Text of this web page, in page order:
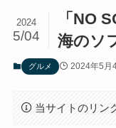
「NO
海のソ
2024
5/04
グルメ 2024年5月
当サイトのリン